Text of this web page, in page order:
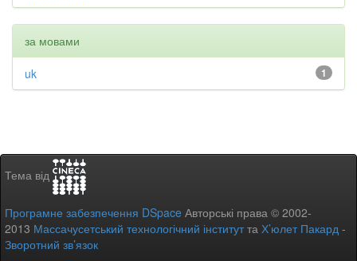
за мовами
1
uk
Тема від
Програмне забезпечення DSpace Авторські права © 2002-
2013 Массачусетський технологічний інститутта Х’юлет Пакард -
Зворотний зв’язок